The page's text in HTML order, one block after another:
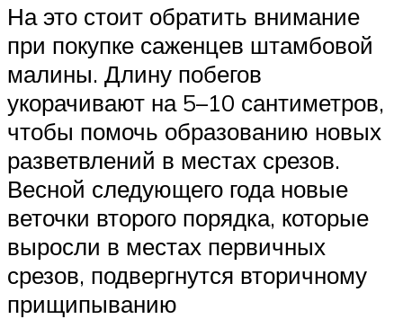
На это стоит обратить внимание
при покупке саженцев штамбовой
малины. Длину побегов
укорачивают на 5–10 сантиметров,
чтобы помочь образованию новых
разветвлений в местах срезов.
Весной следующего года новые
веточки второго порядка, которые
выросли в местах первичных
срезов, подвергнутся вторичному
прищипыванию